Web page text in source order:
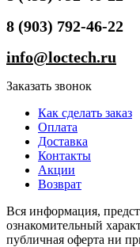
8 (903) 792-46-22
info@loctech.ru
Заказать звонок
Как сделать заказ
Оплата
Доставка
Контакты
Акции
Возврат
Вся информация,
ознакомительный
публичная оферта ни